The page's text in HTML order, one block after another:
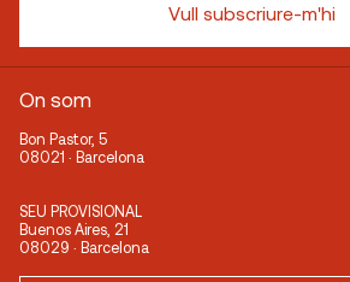
Vull subscriure-m'hi
On som
Bon Pastor, 5
08021 · Barcelona
SEU PROVISIONAL
Buenos Aires, 21
08029 · Barcelona